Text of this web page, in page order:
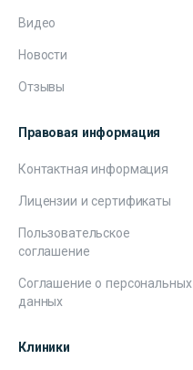
Видео
Новости
Отзывы
Правовая информация
Контактная информация
Лицензии и сертификаты
Пользовательское
соглашение
Соглашение о персональных
данных
Клиники